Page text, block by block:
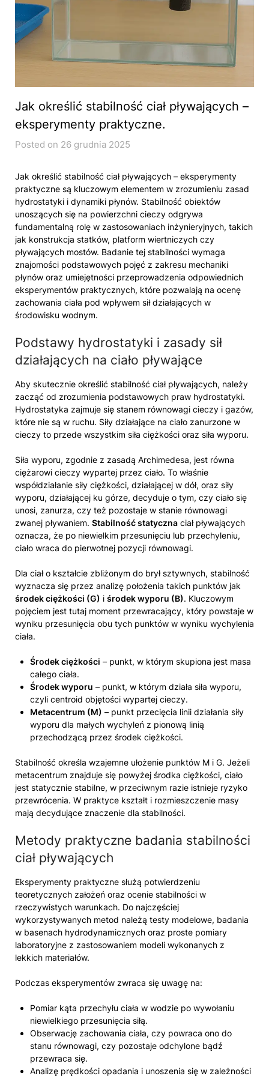
Jak określić stabilność ciał pływających –
eksperymenty praktyczne.
Posted on 26 grudnia 2025
Jak określić stabilność ciał pływających – eksperymenty
praktyczne są kluczowym elementem w zrozumieniu zasad
hydrostatyki i dynamiki płynów. Stabilność obiektów
unoszących się na powierzchni cieczy odgrywa
fundamentalną rolę w zastosowaniach inżynieryjnych, takich
jak konstrukcja statków, platform wiertniczych czy
pływających mostów. Badanie tej stabilności wymaga
znajomości podstawowych pojęć z zakresu mechaniki
płynów oraz umiejętności przeprowadzenia odpowiednich
eksperymentów praktycznych, które pozwalają na ocenę
zachowania ciała pod wpływem sił działających w
środowisku wodnym.
Podstawy hydrostatyki i zasady sił
działających na ciało pływające
Aby skutecznie określić stabilność ciał pływających, należy
zacząć od zrozumienia podstawowych praw hydrostatyki.
Hydrostatyka zajmuje się stanem równowagi cieczy i gazów,
które nie są w ruchu. Siły działające na ciało zanurzone w
cieczy to przede wszystkim siła ciężkości oraz siła wyporu.
Siła wyporu, zgodnie z zasadą Archimedesa, jest równa
ciężarowi cieczy wypartej przez ciało. To właśnie
współdziałanie siły ciężkości, działającej w dół, oraz siły
wyporu, działającej ku górze, decyduje o tym, czy ciało się
unosi, zanurza, czy też pozostaje w stanie równowagi
zwanej pływaniem. Stabilność statyczna ciał pływających
oznacza, że po niewielkim przesunięciu lub przechyleniu,
ciało wraca do pierwotnej pozycji równowagi.
Dla ciał o kształcie zbliżonym do brył sztywnych, stabilność
wyznacza się przez analizę położenia takich punktów jak
środek ciężkości (G) i środek wyporu (B). Kluczowym
pojęciem jest tutaj moment przewracający, który powstaje w
wyniku przesunięcia obu tych punktów w wyniku wychylenia
ciała.
Środek ciężkości – punkt, w którym skupiona jest masa
całego ciała.
Środek wyporu – punkt, w którym działa siła wyporu,
czyli centroid objętości wypartej cieczy.
Metacentrum (M) – punkt przecięcia linii działania siły
wyporu dla małych wychyleń z pionową linią
przechodzącą przez środek ciężkości.
Stabilność określa wzajemne ułożenie punktów M i G. Jeżeli
metacentrum znajduje się powyżej środka ciężkości, ciało
jest statycznie stabilne, w przeciwnym razie istnieje ryzyko
przewrócenia. W praktyce kształt i rozmieszczenie masy
mają decydujące znaczenie dla stabilności.
Metody praktyczne badania stabilności
ciał pływających
Eksperymenty praktyczne służą potwierdzeniu
teoretycznych założeń oraz ocenie stabilności w
rzeczywistych warunkach. Do najczęściej
wykorzystywanych metod należą testy modelowe, badania
w basenach hydrodynamicznych oraz proste pomiary
laboratoryjne z zastosowaniem modeli wykonanych z
lekkich materiałów.
Podczas eksperymentów zwraca się uwagę na:
Pomiar kąta przechyłu ciała w wodzie po wywołaniu
niewielkiego przesunięcia siłą.
Obserwację zachowania ciała, czy powraca ono do
stanu równowagi, czy pozostaje odchylone bądź
przewraca się.
Analizę prędkości opadania i unoszenia się w zależności